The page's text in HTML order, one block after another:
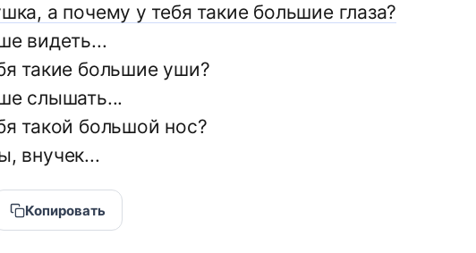
а почему у тебя такие большие глаза?
видеть...
такие большие уши?
слышать...
такой большой нос?
внучек...
Копировать